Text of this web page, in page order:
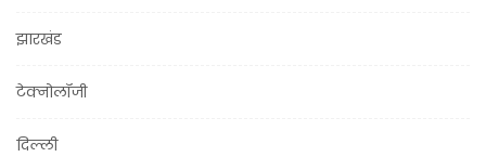
झारखंड
टेक्नोलॉजी
दिल्ली